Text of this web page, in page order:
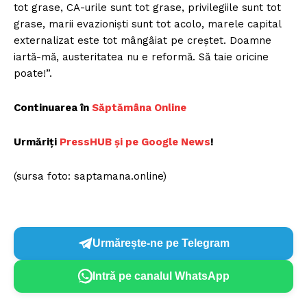
tot grase, CA-urile sunt tot grase, privilegiile sunt tot
grase, marii evazioniști sunt tot acolo, marele capital
externalizat este tot mângâiat pe creștet. Doamne
iartă-mă, austeritatea nu e reformă. Să taie oricine
poate!”.
Continuarea în Săptămâna Online
Urmăriți PressHUB și pe Google News!
(sursa foto: saptamana.online)
Urmărește-ne pe Telegram
Intră pe canalul WhatsApp